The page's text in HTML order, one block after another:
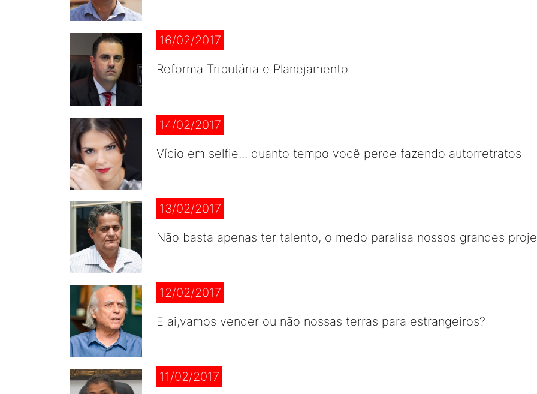
16/02/2017
Reforma Tributária e Planejamento
14/02/2017
Vício em selfie... quanto tempo você perde fazendo autorretratos
13/02/2017
Não basta apenas ter talento, o medo paralisa nossos grandes
12/02/2017
E ai,vamos vender ou não nossas terras para estrangeiros?
11/02/2017